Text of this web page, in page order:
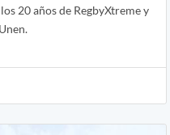
20 años de RegbyXtreme y